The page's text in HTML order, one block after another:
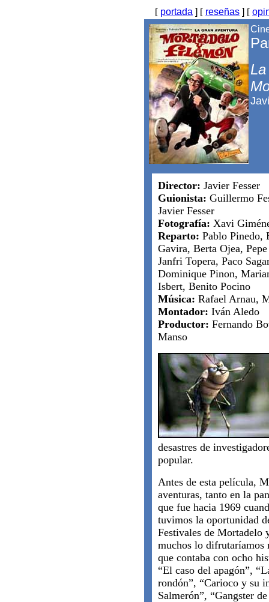
[ portada ] [ reseñas ] [
Director: Javier Fesser
Guionista: Guillermo
Javier Fesser
Fotografía: Xavi
Reparto: Pablo Pinedo,
Gavira, Berta Ojea,
Janfri Topera, Paco
Dominique Pinon,
Isbert, Benito Pocino
Música: Rafael Arnau,
Montador: Iván Aledo
Productor: Fernando
Manso
desastres de
popular.
Antes de esta película,
aventuras, tanto en la
que fue hacia 1969
tuvimos la oportunidad
Festivales de Mortadelo
muchos lo difrutaríamos
que contaba con ocho
“El caso del apagón”,
rondón”, “Carioco y su
Salmerón”, “Gangster